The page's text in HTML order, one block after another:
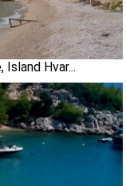
Hvar...